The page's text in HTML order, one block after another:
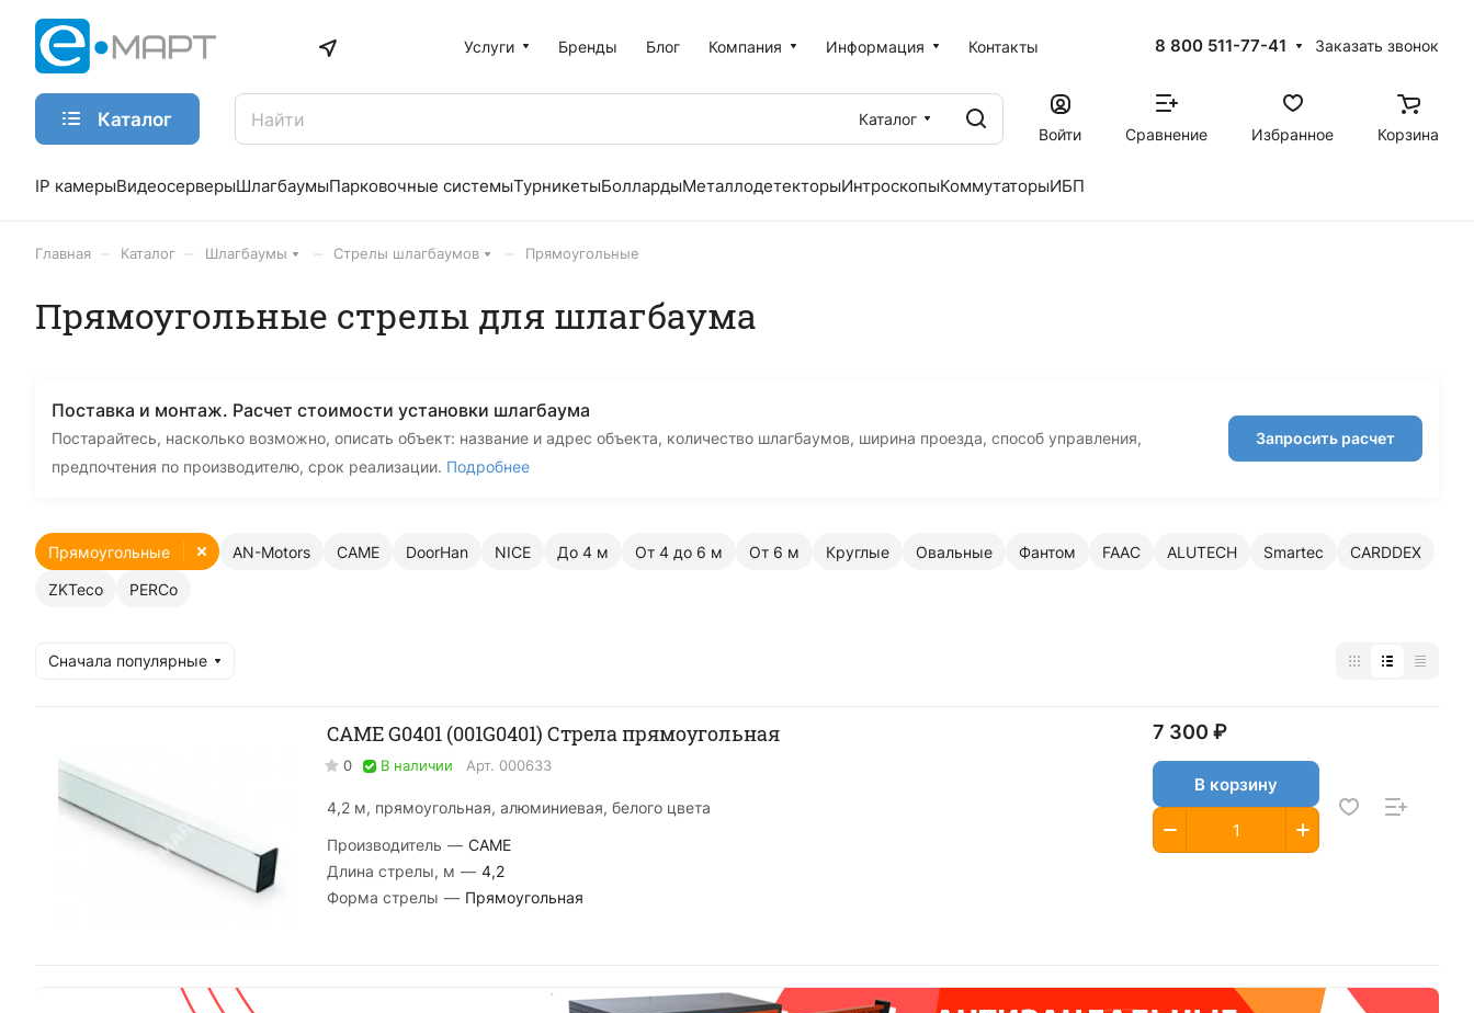
Услуги Бренды Блог Компания Информация Контакты 8 800 511-77-41 Заказать звонок
Каталог
Каталог
Войти
Сравнение Избранное Корзина
IP камерыВидеосерверыШлагбаумыПарковочные системыТурникетыБоллардыМеталлодетекторыИнтроскопыКоммутаторыИБП
Главная Каталог Шлагбаумы Стрелы шлагбаумов Прямоугольные
Прямоугольные стрелы для шлагбаума
Поставка и монтаж. Расчет стоимости установки шлагбаума
Постарайтесь, насколько возможно, описать объект: название и адрес объекта, количество шлагбаумов, ширина проезда, способ управления,
предпочтения по производителю, срок реализации. Подробнее
Запросить расчет
AN-Motors CAME DoorHan NICE До 4 м От 4 до 6 м От 6 м Круглые Овальные
Прямоугольные Фантом FAAC ALUTECH Smartec
CARDDEX
ZKTeco
PERCo
Сначала популярные
CAME G0401 (001G0401) Стрела прямоугольная
0 В наличии Арт. 000633
4,2 м, прямоугольная, алюминиевая, белого цвета
Производитель — CAME
Длина стрелы, м — 4,2
Форма стрелы — Прямоугольная
7 300 ₽
В корзину